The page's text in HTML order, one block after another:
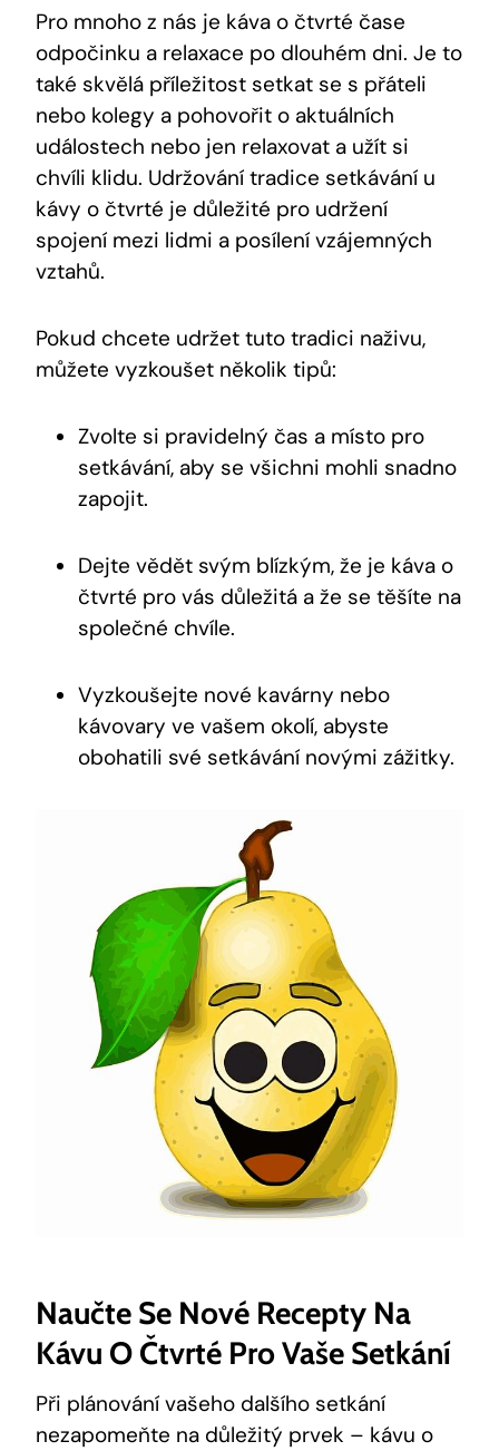
Pro mnoho z nás je káva o čtvrté čase
odpočinku a relaxace po dlouhém dni. Je to
také skvělá příležitost setkat se s přáteli
nebo kolegy a pohovořit o aktuálních
událostech nebo jen relaxovat a užít si
chvíli klidu. Udržování tradice setkávání u
kávy o čtvrté je důležité pro udržení
spojení mezi lidmi a posílení vzájemných
vztahů.
Pokud chcete udržet tuto tradici naživu,
můžete vyzkoušet několik tipů:
Zvolte si pravidelný čas a místo pro
setkávání, aby se všichni mohli snadno
zapojit.
Dejte vědět svým blízkým, že je káva o
čtvrté pro vás důležitá a že se těšíte na
společné chvíle.
Vyzkoušejte nové kavárny nebo
kávovary ve vašem okolí, abyste
obohatili své setkávání novými zážitky.
Naučte Se Nové Recepty Na
Kávu O Čtvrté Pro Vaše Setkání
Při plánování vašeho dalšího setkání
nezapomeňte na důležitý prvek – kávu o